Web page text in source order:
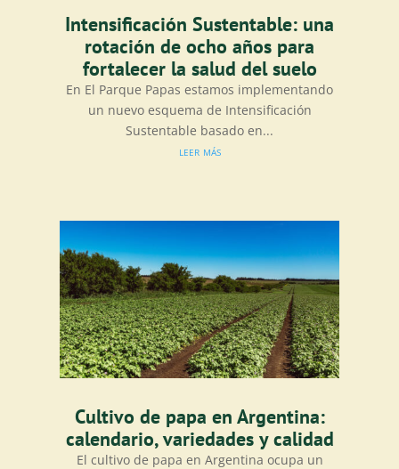
Intensificación Sustentable: una
rotación de ocho años para
fortalecer la salud del suelo
En El Parque Papas estamos implementando
un nuevo esquema de Intensificación
Sustentable basado en...
leer más
Cultivo de papa en Argentina:
calendario, variedades y calidad
El cultivo de papa en Argentina ocupa un